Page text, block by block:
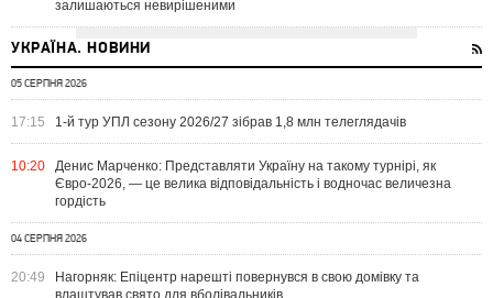
залишаються невирішеними
УКРАЇНА. НОВИНИ
05 СЕРПНЯ 2026
17:15 1-й тур УПЛ сезону 2026/27 зібрав 1,8 млн телеглядачів
10:20
Денис Марченко: Представляти Україну на такому турнірі, як
Євро-2026, — це велика відповідальність і водночас величезна
гордість
04 СЕРПНЯ 2026
20:49
Нагорняк: Епіцентр нарешті повернувся в свою домівку та